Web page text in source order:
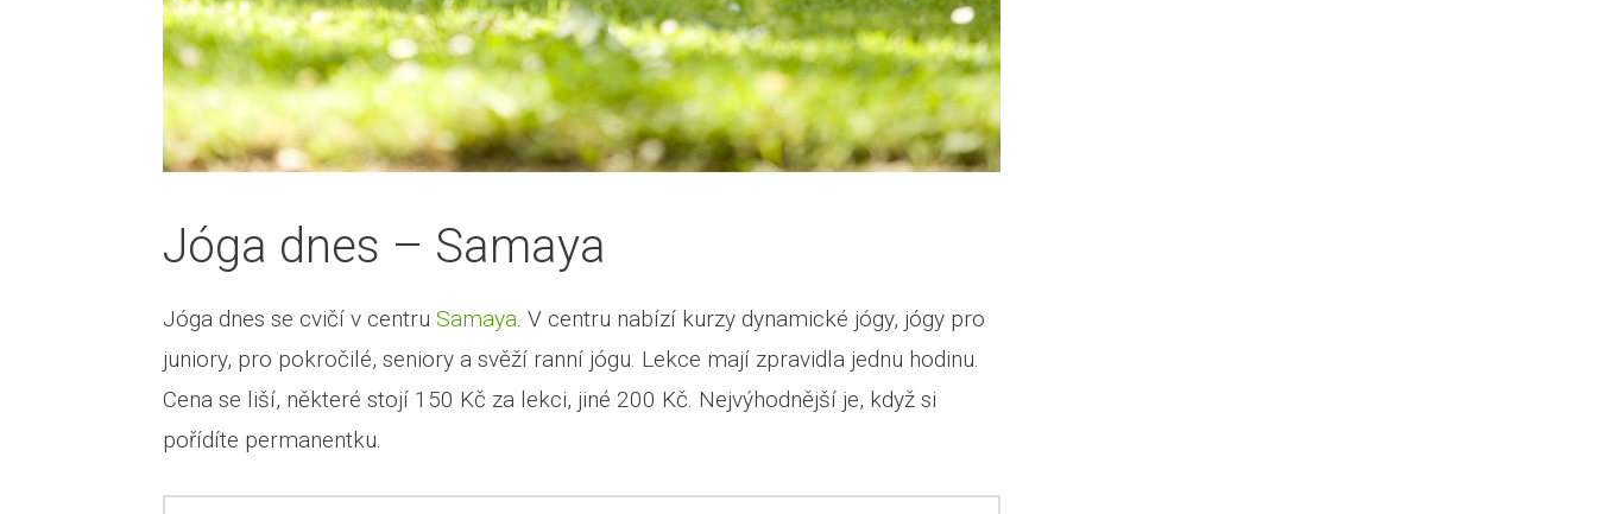
Jóga dnes – Samaya
Jóga dnes se cvičí v centru Samaya. V centru nabízí kurzy dynamické jógy, jógy pro
juniory, pro pokročilé, seniory a svěží ranní jógu. Lekce mají zpravidla jednu hodinu.
Cena se liší, některé stojí 150 Kč za lekci, jiné 200 Kč. Nejvýhodnější je, když si
pořídíte permanentku.